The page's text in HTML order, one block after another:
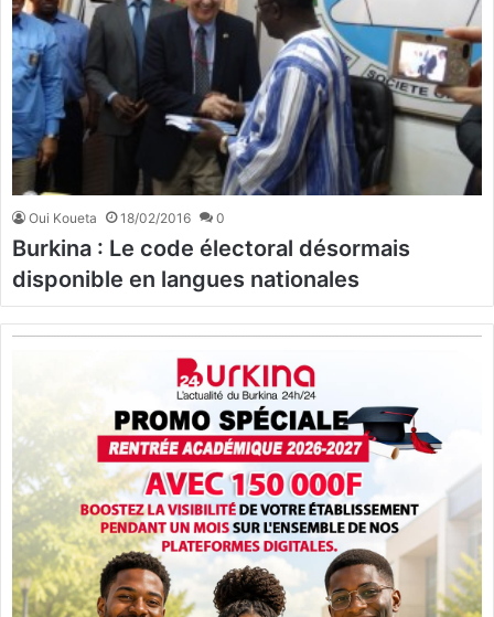
Oui Koueta 18/02/2016 0
Burkina : Le code électoral désormais
disponible en langues nationales